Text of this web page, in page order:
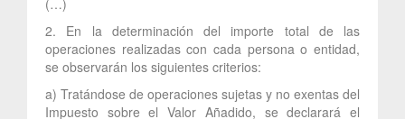
2. En la determinación del importe total de las
operaciones realizadas con cada persona o entidad,
se observarán los siguientes criterios:
a) Tratándose de operaciones sujetas y no exentas del
Impuesto sobre el Valor Añadido, se declarará el